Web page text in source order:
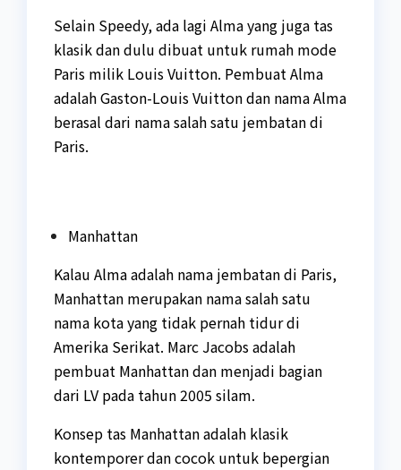
Selain Speedy, ada lagi Alma yang juga tas
klasik dan dulu dibuat untuk rumah mode
Paris milik Louis Vuitton. Pembuat Alma
adalah Gaston-Louis Vuitton dan nama Alma
berasal dari nama salah satu jembatan di
Paris.
Manhattan
Kalau Alma adalah nama jembatan di Paris,
Manhattan merupakan nama salah satu
nama kota yang tidak pernah tidur di
Amerika Serikat. Marc Jacobs adalah
pembuat Manhattan dan menjadi bagian
dari LV pada tahun 2005 silam.
Konsep tas Manhattan adalah klasik
kontemporer dan cocok untuk bepergian